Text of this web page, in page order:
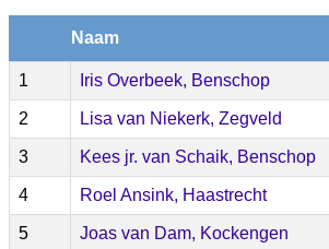
Naam
1 Iris Overbeek, Benschop
2 Lisa van Niekerk, Zegveld
3 Kees jr. van Schaik, Benschop
4 Roel Ansink, Haastrecht
5 Joas van Dam, Kockengen